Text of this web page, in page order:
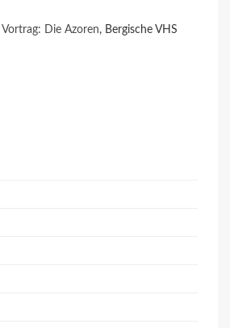
Vortrag: Die Azoren, Bergische VHS